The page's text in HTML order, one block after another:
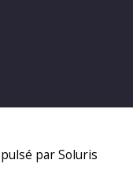
par Soluris